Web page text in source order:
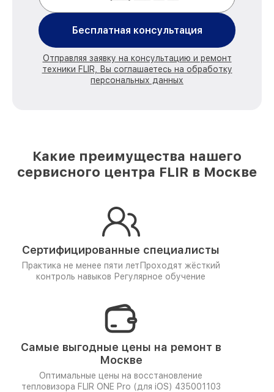
Бесплатная консультация
Отправляя заявку на консультацию и ремонт
техники FLIR, Вы соглашаетесь на обработку
персональных данных
Какие преимущества нашего
сервисного центра FLIR в Москве
Сертифицированные специалисты
Практика не менее пяти лет Проходят жёсткий
контроль навыков Регулярное обучение
Самые выгодные цены на ремонт в
Москве
Оптимальные цены на восстановление
тепловизора FLIR ONE Pro (для iOS) 435001103